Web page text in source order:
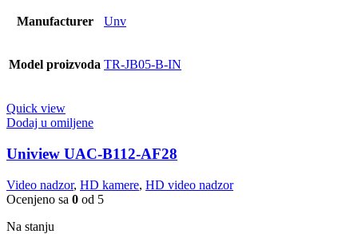
Manufacturer Unv
Model proizvoda TR-JB05-B-IN
Quick view
Dodaj u omiljene
Uniview UAC-B112-AF28
Video nadzor, HD kamere, HD video nadzor
Ocenjeno sa 0 od 5
Na stanju